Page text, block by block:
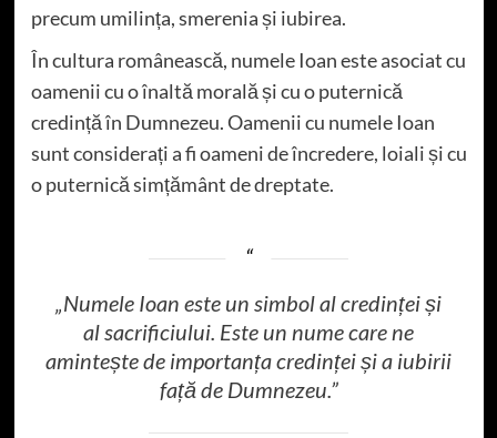
precum umilința, smerenia și iubirea.
În cultura românească, numele Ioan este asociat cu
oamenii cu o înaltă morală și cu o puternică
credință în Dumnezeu. Oamenii cu numele Ioan
sunt considerați a fi oameni de încredere, loiali și cu
o puternică simțământ de dreptate.
„Numele Ioan este un simbol al credinței și
al sacrificiului. Este un nume care ne
amintește de importanța credinței și a iubirii
față de Dumnezeu.”